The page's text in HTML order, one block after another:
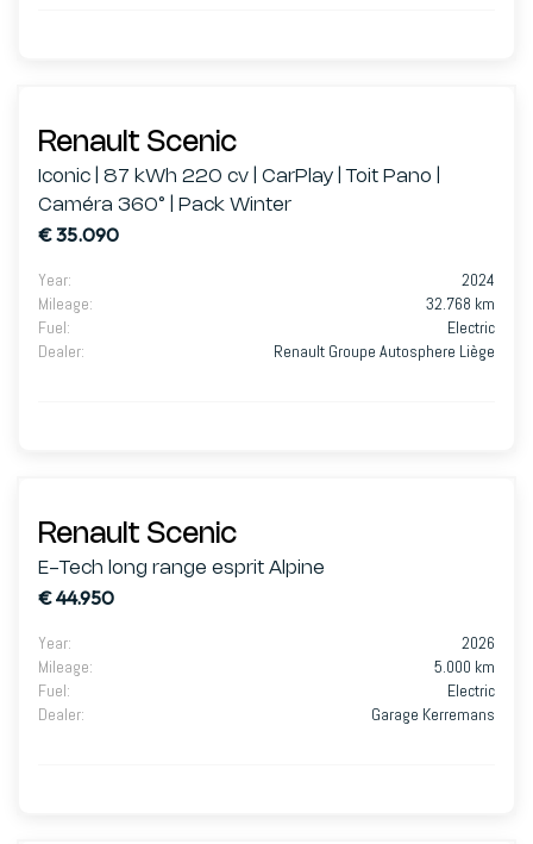
Renault Scenic
Iconic | 87 kWh 220 cv | CarPlay | Toit Pano |
Caméra 360° | Pack Winter
€ 35.090
Year:
2024
Mileage:
32.768 km
Fuel:
Electric
Dealer: Renault Groupe Autosphere Liège
Renault Scenic
E-Tech long range esprit Alpine
€ 44.950
Year:
2026
Mileage:
5.000 km
Fuel:
Electric
Dealer: Garage Kerremans